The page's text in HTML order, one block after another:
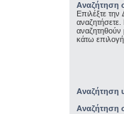
Αναζήτηση
Επιλέξτε
αναζητήσετε.
αναζητηθούν
κάτω επιλογή.
Αναζήτηση
Αναζήτηση